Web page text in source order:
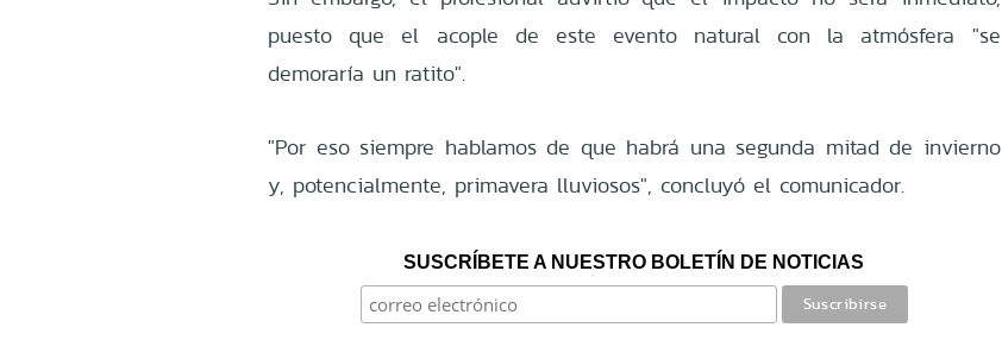
puesto que el acople de este evento natural con la atmósfera "se
demoraría un ratito".
"Por eso siempre hablamos de que habrá una segunda mitad de invierno
y, potencialmente, primavera lluviosos", concluyó el comunicador.
SUSCRÍBETE A NUESTRO BOLETÍN DE NOTICIAS